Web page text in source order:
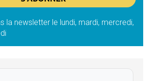
la newsletter le lundi, mardi, mercredi,